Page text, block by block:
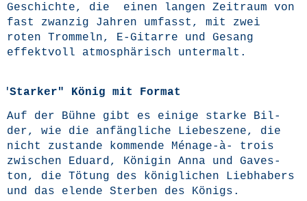
Geschich­te, die einen lan­gen Zeit­raum von
fast zwan­zig Jah­ren umfasst, mit zwei
roten Trom­meln, E‑Gitarre und Gesang
effekt­voll atmo­sphä­risch untermalt.
"Starker" König mit Format
Auf der Büh­ne gibt es eini­ge star­ke Bil­
der, wie die anfäng­li­che Lie­bes­ze­ne, die
nicht zustan­de kom­men­de Ména­ge-à- trois
zwi­schen Edu­ard, Köni­gin Anna und Gaves­
ton, die Tötung des könig­li­chen Lieb­ha­bers
und das elen­de Ster­ben des Königs.